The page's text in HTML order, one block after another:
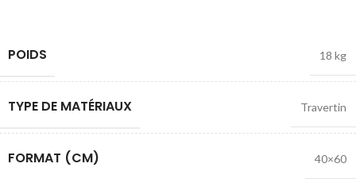
POIDS 18 kg
TYPE DE MATÉRIAUX Travertin
FORMAT (CM) 40×60